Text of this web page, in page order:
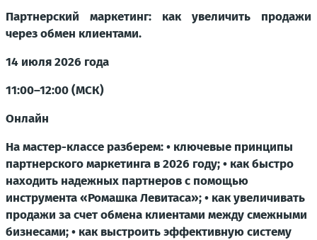
Партнерский маркетинг: как увеличить продажи
через обмен клиентами.
14 июля 2026 года
11:00–12:00 (МСК)
Онлайн
На мастер-классе разберем: • ключевые принципы
партнерского маркетинга в 2026 году; • как быстро
находить надежных партнеров с помощью
инструмента «Ромашка Левитаса»; • как увеличивать
продажи за счет обмена клиентами между смежными
бизнесами; • как выстроить эффективную систему